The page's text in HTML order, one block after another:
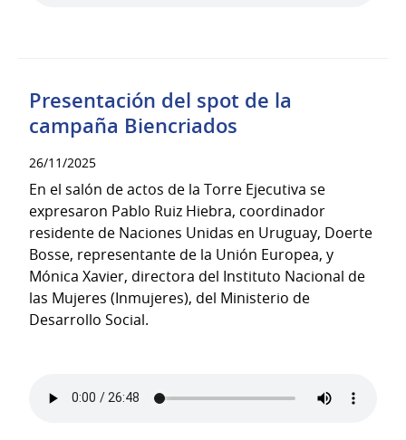
Presentación del spot de la
campaña Biencriados
26/11/2025
En el salón de actos de la Torre Ejecutiva se
expresaron Pablo Ruiz Hiebra, coordinador
residente de Naciones Unidas en Uruguay, Doerte
Bosse, representante de la Unión Europea, y
Mónica Xavier, directora del Instituto Nacional de
las Mujeres (Inmujeres), del Ministerio de
Desarrollo Social.